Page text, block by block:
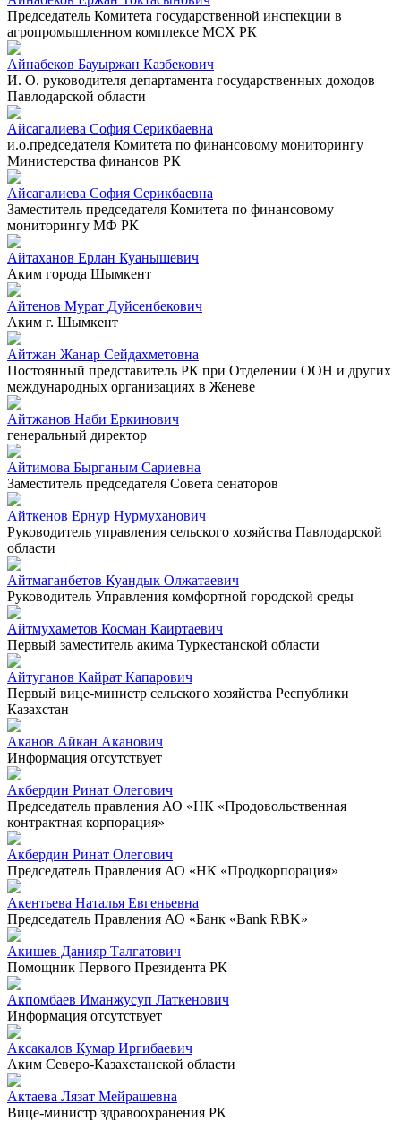
Председатель Комитета государственной инспекции в
агропромышленном комплексе МСХ РК
Айнабеков Бауыржан Казбекович
И. О. руководителя департамента государственных доходов
Павлодарской области
Айсагалиева София Серикбаевна
и.о.председателя Комитета по финансовому мониторингу
Министерства финансов РК
Айсагалиева София Серикбаевна
Заместитель председателя Комитета по финансовому
мониторингу МФ РК
Айтаханов Ерлан Куанышевич
Аким города Шымкент
Айтенов Мурат Дуйсенбекович
Аким г. Шымкент
Айтжан Жанар Сейдахметовна
Постоянный представитель РК при Отделении ООН и других
международных организациях в Женеве
Айтжанов Наби Еркинович
генеральный директор
Айтимова Бырганым Сариевна
Заместитель председателя Совета сенаторов
Айткенов Ернур Нурмуханович
Руководитель управления сельского хозяйства Павлодарской
области
Айтмаганбетов Куандык Олжатаевич
Руководитель Управления комфортной городской среды
Айтмухаметов Косман Каиртаевич
Первый заместитель акима Туркестанской области
Айтуганов Кайрат Капарович
Первый вице-министр сельского хозяйства Республики
Казахстан
Аканов Айкан Аканович
Информация отсутствует
Акбердин Ринат Олегович
Председатель правления АО «НК «Продовольственная
контрактная корпорация»
Акбердин Ринат Олегович
Председатель Правления АО «НК «Продкорпорация»
Акентьева Наталья Евгеньевна
Председатель Правления АО «Банк «Bank RBK»
Акишев Данияр Талгатович
Помощник Первого Президента РК
Акпомбаев Иманжусуп Латкенович
Информация отсутствует
Аксакалов Кумар Иргибаевич
Аким Северо-Казахстанской области
Актаева Лязат Мейрашевна
Вице-министр здравоохранения РК